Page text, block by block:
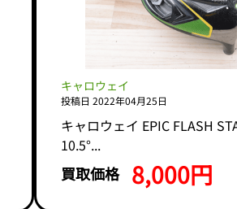
キャロウェイ
投稿日 2022年04月25日
キャロウェイ EPIC FLASH
10.5°...
買取価格 8,000円